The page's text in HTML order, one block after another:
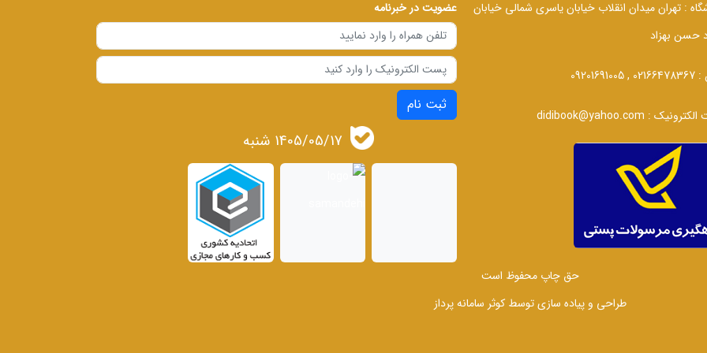
: تهران میدان انقلاب خیابان یاسری شمالی خیابان
حسن بهزاد
:
02166478367 , 09201691005
:
didibook@yahoo.com
عضویت در خبرنامه
ثبت نام
1405/05/17 شنبه
حق چاپ محفوظ است
طراحی و پیاده سازی توسط کوثر سامانه پرداز